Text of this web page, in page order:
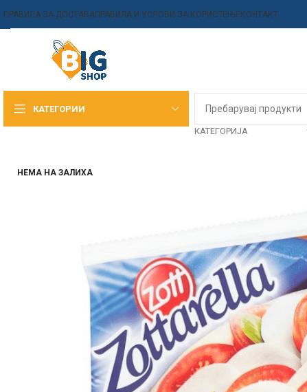
ПРАВИЛА ЗА ДОСТАВАПРАВИЛА И УСЛОВИ ЗА КОРИСТЕЊЕКОНТАКТ
КАТЕГОРИИ
КАТЕГОРИЈА
НЕМА НА ЗАЛИХА